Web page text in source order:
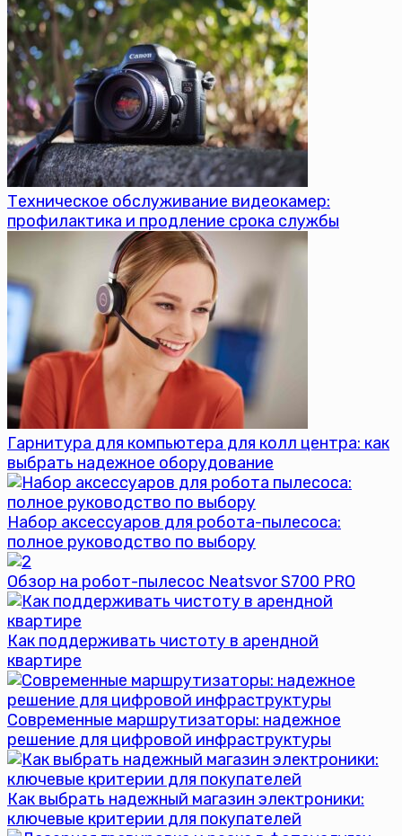
Техническое обслуживание видеокамер:
профилактика и продление срока службы
Гарнитура для компьютера для колл центра: как
выбрать надежное оборудование
Набор аксессуаров для робота-пылесоса:
полное руководство по выбору
Обзор на робот-пылесос Neatsvor S700 PRO
Как поддерживать чистоту в арендной
квартире
Современные маршрутизаторы: надежное
решение для цифровой инфраструктуры
Как выбрать надежный магазин электроники:
ключевые критерии для покупателей